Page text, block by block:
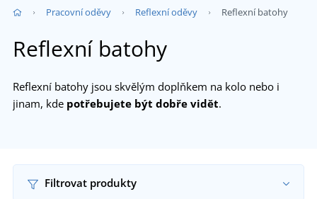
Pracovní oděvy Reflexní oděvy Reflexní batohy
Reflexní batohy
Reflexní batohy jsou skvělým doplňkem na kolo nebo i
jinam, kde potřebujete být dobře vidět.
Filtrovat produkty